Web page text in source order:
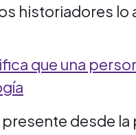
historiadores lo
que una
presente desde